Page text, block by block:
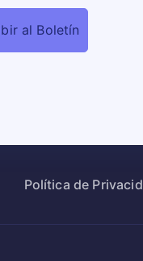
Política de